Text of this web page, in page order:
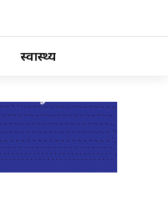
स्वास्थ्य